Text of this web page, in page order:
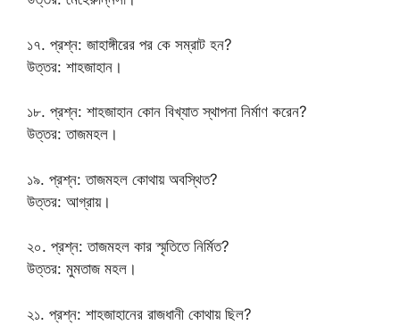
১৭. প্রশ্ন: জাহাঙ্গীরের পর কে সম্রাট হন?
উত্তর: শাহজাহান।
১৮. প্রশ্ন: শাহজাহান কোন বিখ্যাত স্থাপনা নির্মাণ করেন?
উত্তর: তাজমহল।
১৯. প্রশ্ন: তাজমহল কোথায় অবস্থিত?
উত্তর: আগ্রায়।
২০. প্রশ্ন: তাজমহল কার স্মৃতিতে নির্মিত?
উত্তর: মুমতাজ মহল।
২১. প্রশ্ন: শাহজাহানের রাজধানী কোথায় ছিল?